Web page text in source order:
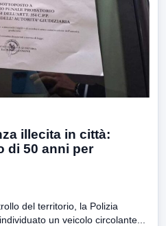
illecita in città:
di 50 anni per
del territorio, la Polizia
un veicolo circolante...